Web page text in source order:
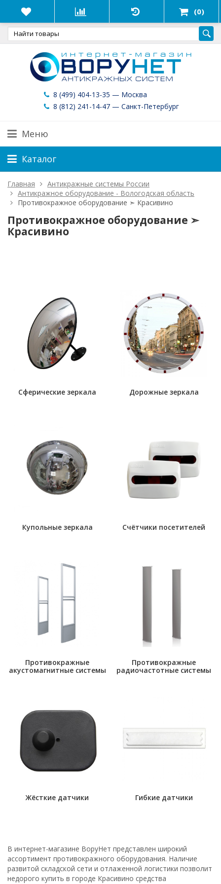
(0)
8 (499) 404-13-35 — Москва
8 (812) 241-14-47 — Санкт-Петербург
Меню
Каталог
Главная
Антикражные системы России
Антикражное оборудование - Вологодская область
Противокражное оборудование ➣ Красивино
Противокражное оборудование ➣
Красивино
Сферические зеркала Дорожные зеркала
Купольные зеркала Счётчики посетителей
Противокражные
акустомагнитные системы
Противокражные
радиочастотные системы
Жёсткие датчики Гибкие датчики
В интернет-магазине ВоруНет представлен широкий
ассортимент противокражного оборудования. Наличие
развитой складской сети и отлаженной логистики позволит
недорого купить в городе Красивино средства